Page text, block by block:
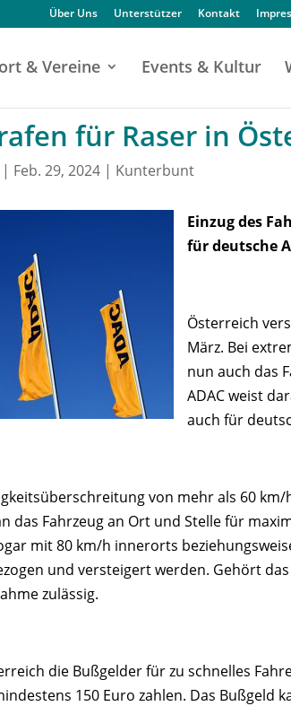
Über Uns Unterstützer Kontakt
& Vereine Events & Kultur
für Raser in
Feb. 29, 2024| Kunterbunt
Einzug des
für deutsche
Österreich
März. Bei
nun auch das
ADAC weist
auch für
von mehr als 60
das Fahrzeug an Ort und Stelle für
mit 80 km/h innerorts
und versteigert werden. Gehört
zulässig.
die Bußgelder für zu schnelles
150 Euro zahlen. Das Bußgeld